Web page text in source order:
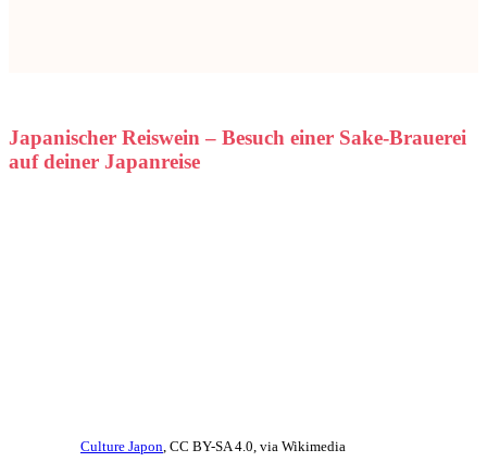
Japanischer Reiswein – Besuch einer Sake-Brauerei
auf deiner Japanreise
Culture Japon, CC BY-SA 4.0, via Wikimedia